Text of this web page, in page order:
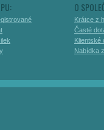
O
Krátce z
Časté
Klientské
Nabídka